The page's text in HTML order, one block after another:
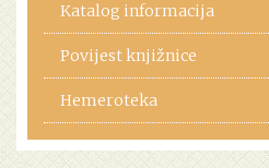
Katalog informacija
Povijest knjižnice
Hemeroteka